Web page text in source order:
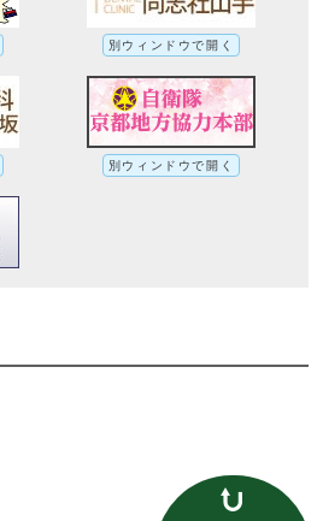
別ウィンドウで開く
別ウィンドウで開く